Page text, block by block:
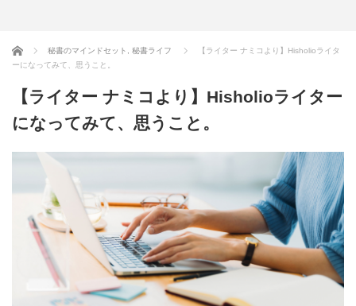
Home 秘書のマインドセット 秘書ライフ
【ライター ナミコより】Hisholioライタ
ーになってみて、思うこと。
【ライター ナミコより】Hisholioライター
になってみて、思うこと。